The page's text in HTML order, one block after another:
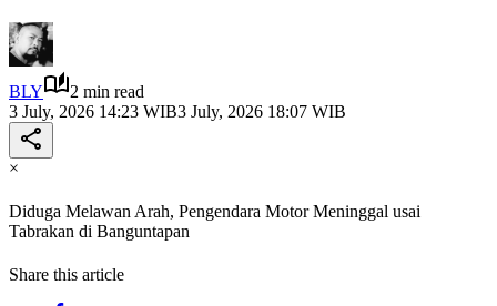
BLY
2 min read
3 July, 2026 14:23 WIB3 July, 2026 18:07 WIB
×
Diduga Melawan Arah, Pengendara Motor Meninggal usai
Tabrakan di Banguntapan
Share this article